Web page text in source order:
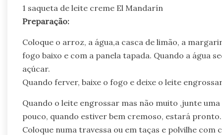
1 saqueta de leite creme El Mandarín
Preparação:
Coloque o arroz, a água,a casca de limão, a
fogo baixo e com a panela tapada. Quando a água
açúcar.
Quando ferver, baixe o fogo e deixe o leite
Quando o leite engrossar mas não muito ,junte
pouco, quando estiver bem cremoso, estará pronto.
Coloque numa travessa ou em taças e polvilhe com